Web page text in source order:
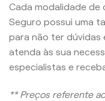
Cada modalidade
Seguro possui uma
para não ter dúvidas
atenda às sua
especialistas e
** Preços referente